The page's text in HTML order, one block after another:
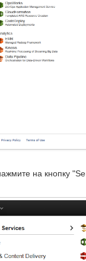
на кнопку